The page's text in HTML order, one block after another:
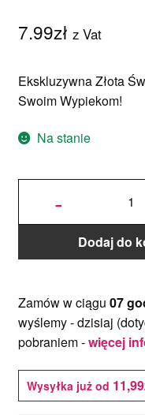
7.99zł z Vat
Ekskluzywna Złota
Swoim Wypiekom!
Na stanie
-
ilość
Brokatem
- Cyfra 8 -
PME
Dodaj do
Zamów w ciągu 07
wyślemy -dzisiaj
pobraniem -więcej
Wysyłka już od